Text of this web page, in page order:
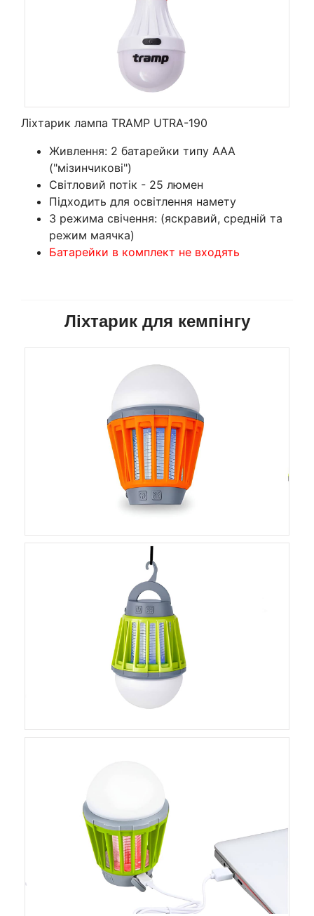
Ліхтарик лампа TRAMP UTRA-190
Живлення: 2 батарейки типу ААА
("мізинчикові")
Світловий потік - 25 люмен
Підходить для освітлення намету
3 режима свічення: (яскравий, средній та
режим маячка)
Батарейки в комплект не входять
Ліхтарик для кемпінгу